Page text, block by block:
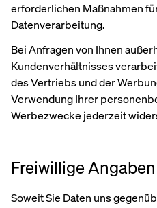
erforderlichen Maßnahmen
Datenverarbeitung.
Bei Anfragen von Ihnen
Kundenverhältnisses
des Vertriebs und der
Verwendung Ihrer
Werbezwecke jederzeit
Freiwillige Angaben
Soweit Sie Daten uns